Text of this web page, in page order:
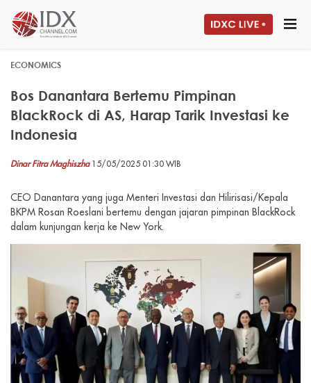
ECONOMICS
Bos Danantara Bertemu Pimpinan
BlackRock di AS, Harap Tarik Investasi ke
Indonesia
Dinar Fitra Maghiszha15/05/2025 01:30 WIB
CEO Danantara yang juga Menteri Investasi dan Hilirisasi/Kepala
BKPM Rosan Roeslani bertemu dengan jajaran pimpinan BlackRock
dalam kunjungan kerja ke New York.